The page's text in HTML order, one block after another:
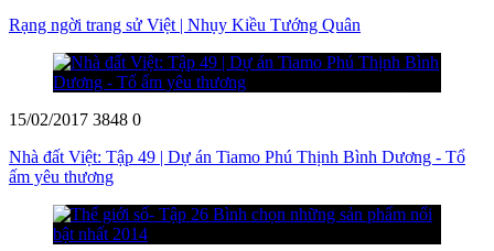
Rạng ngời trang sử Việt | Nhụy Kiều Tướng Quân
15/02/2017 3848 0
Nhà đất Việt: Tập 49 | Dự án Tiamo Phú Thịnh Bình Dương - Tổ
ấm yêu thương